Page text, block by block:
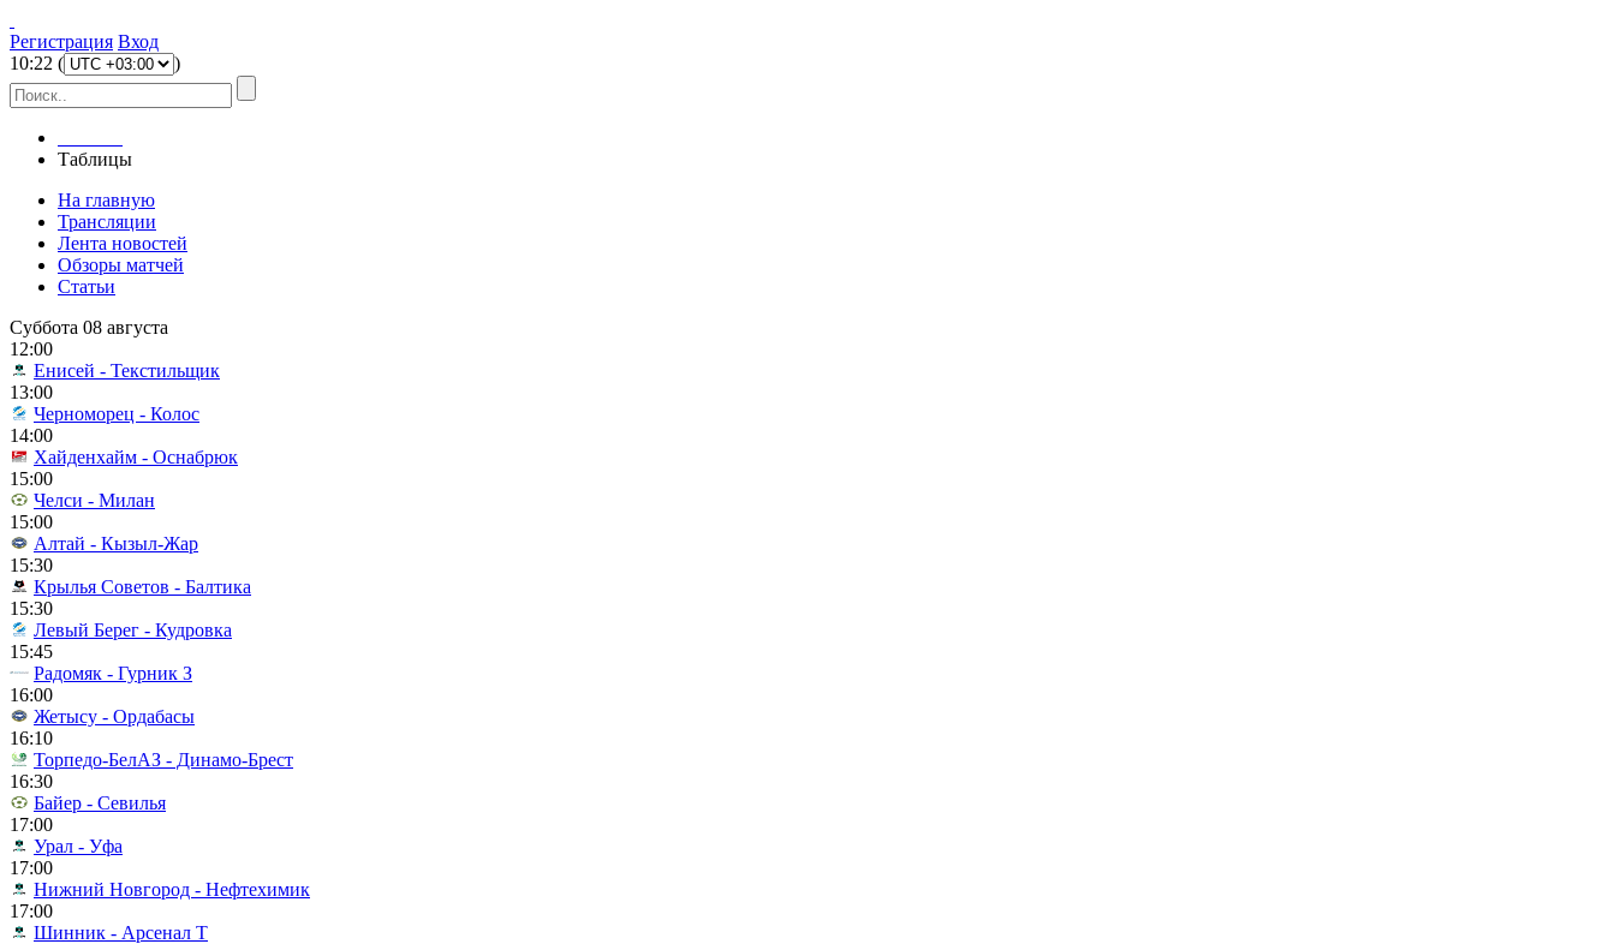
Регистрация Вход
10:22 ( )
Таблицы
На главную
Трансляции
Лента новостей
Обзоры матчей
Статьи
Суббота 08 августа
12:00
Енисей - Текстильщик
13:00
Черноморец - Колос
14:00
Хайденхайм - Оснабрюк
15:00
Челси - Милан
15:00
Алтай - Кызыл-Жар
15:30
Крылья Советов - Балтика
15:30
Левый Берег - Кудровка
15:45
Радомяк - Гурник З
16:00
Жетысу - Ордабасы
16:10
Торпедо-БелАЗ - Динамо-Брест
16:30
Байер - Севилья
17:00
Урал - Уфа
17:00
Нижний Новгород - Нефтехимик
17:00
Шинник - Арсенал Т